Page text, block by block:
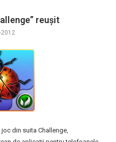
reuşit
2012
din suita Challenge,